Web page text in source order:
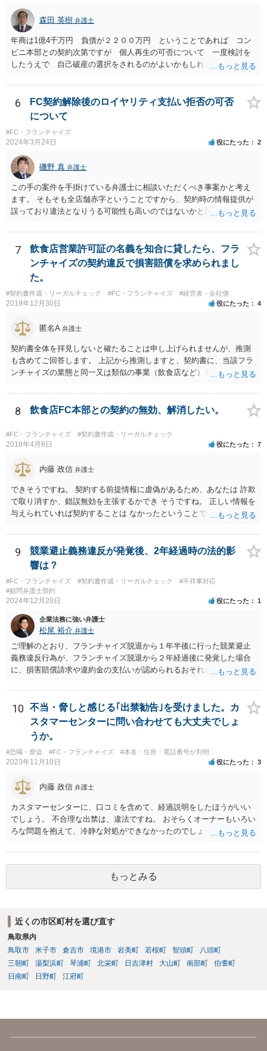
森田 英樹 弁護士
年商は1億4千万円 負債が２２００万円 ということであれば コン
ビニ本部との契約次第ですが 個人再生の可否について 一度検討を
したうえで 自己破産の選択をされるのがよいかもしれません。 ネッ
ば 対応が可能な案件だと存じます。 早急に 弁護士に相談されるの
が良いケースです。
6
FC契約解除後のロイヤリティ支払い拒否の可否
について
#FC・フランチャイズ
2024年3月24日 役にたった 2
磯野 真 弁護士
この手の案件を手掛けている弁護士に相談いただくべき事案かと考え
ます。 そもそも全店舗赤字ということですから、契約時の情報提供が
誤っており違法となりうる可能性も高いのではないかと思われます。
らから本部に対して請求をしていくことも検討すべきかと考えます。
7
飲食店営業許可証の名義を知合に貸したら、フラ
ンチャイズの契約違反で損害賠償を求められまし
た。
#契約書作成・リーガルチェック #FC・フランチャイズ #経営者・会社側
2019年12月30日 役にたった 4
匿名A 弁護士
契約書全体を拝見しないと確たることは申し上げられませんが、推測
も含めてご回答します。 上記から推測しますと、契約書に、当該フラ
ンチャイズの業態と同一又は類似の事業（飲食店など）を行ってはな
その条項には、単に行ってはならない、とだけ書いてある場合もあれ
ば、「自ら又は他人と共同で」行ってはならない、「他人に行わせる
ことも同様」といった書き方がされている場合もあります。 上記のと
おり店の名義人になっているとすれば、知人と共同で、あるいは知人
に行わせて、同一・類似の事業を行っている場合として、契約上の義
合、運営方法や納税負担・収益分配などは、共同経営者内部の取り決
めに過ぎないという理解になります。）。 支払を求められている賠償
金額にもよりますが、支払を拒絶した場合、契約の解除に繋がる可能
性もありますので、支払や本部との交渉で話し合いがつかない場合
は、契約書持参で弁護士に相談・交渉等の依頼を検討されてもよいと
8 飲食店FC本部との契約の無効、解消したい。
#FC・フランチャイズ #契約書作成・リーガルチェック
2018年4月6日 役にたった 7
内藤 政信 弁護士
できそうですね。 契約する前提情報に虚偽があるため、あなたは 詐欺
で取り消すか、錯誤無効を主張するかでき そうですね。 正しい情報を
与えられていれば契約することは なかったということでしょう。 嘘を
ね。
9
競業避止義務違反が発覚後、2年経過時の法的影
響は？
#FC・フランチャイズ #契約書作成・リーガルチェック
#不祥事対応
#顧問弁護士契約
2024年12月20日 役にたった 1
企業法務に強い弁護士
松尾 裕介 弁護士
ご理解のとおり、フランチャイズ脱退から１年半後に行った競業避止
義務違反行為が、フランチャイズ脱退から２年経過後に発覚した場合
に、損害賠償請求や違約金の支払いが認められるおそれがあると考え
10
不当・脅しと感じる｢出禁勧告｣を受けました。カ
スタマーセンターに問い合わせても大丈夫でしょ
うか。
#恐喝・脅迫 #FC・フランチャイズ #本名・住所・電話番号が判明
2023年11月10日 役にたった 3
内藤 政信 弁護士
カスタマーセンターに、口コミを含めて、経過説明をしたほうがいい
でしょう。 不合理な出禁は、違法ですね。 おそらくオーナーもいろい
ろな問題を抱えて、冷静な対処ができなかったのでしょう。
もっとみる
近くの市区町村を選び直す
鳥取県内
鳥取市
米子市 倉吉市 境港市 岩美町 若桜町 智頭町
八頭町
三朝町
湯梨浜町 琴浦町 北栄町 日吉津村 大山町 南部町
伯耆町
日南町
日野町 江府町